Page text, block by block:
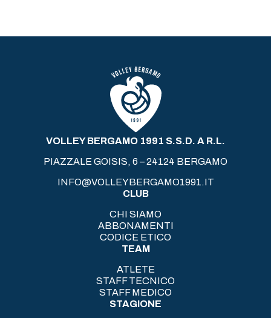
VOLLEY BERGAMO 1991 S.S.D. A R.L.
PIAZZALE GOISIS, 6 – 24124 BERGAMO
INFO@VOLLEYBERGAMO1991.IT
CLUB
CHI SIAMO
ABBONAMENTI
CODICE ETICO
TEAM
ATLETE
STAFF TECNICO
STAFF MEDICO
STAGIONE